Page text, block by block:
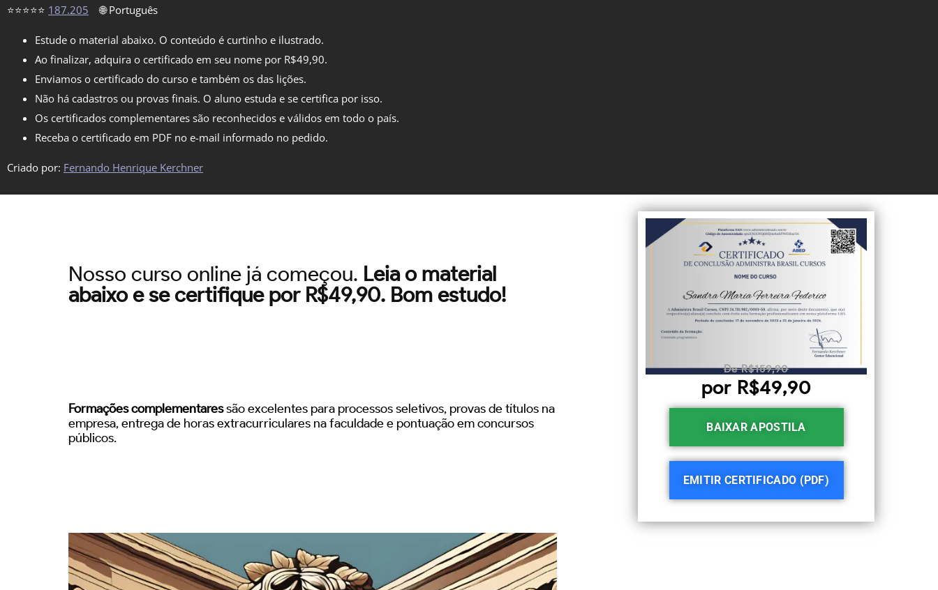
⭐⭐⭐⭐⭐ 187.205 🌐 Português
Estude o material abaixo. O conteúdo é curtinho e ilustrado.
Ao finalizar, adquira o certificado em seu nome por R$49,90.
Enviamos o certificado do curso e também os das lições.
Não há cadastros ou provas finais. O aluno estuda e se certifica por isso.
Os certificados complementares são reconhecidos e válidos em todo o país.
Receba o certificado em PDF no e-mail informado no pedido.
Criado por: Fernando Henrique Kerchner
Nosso curso online já começou. Leia o material
abaixo e se certifique por R$49,90. Bom estudo!
Formações complementaressão excelentes para processos seletivos, provas de títulos na
empresa, entrega de horas extracurriculares na faculdade e pontuação em concursos
públicos.
De R$159,90
por R$49,90
BAIXAR APOSTILA
EMITIR CERTIFICADO (PDF)